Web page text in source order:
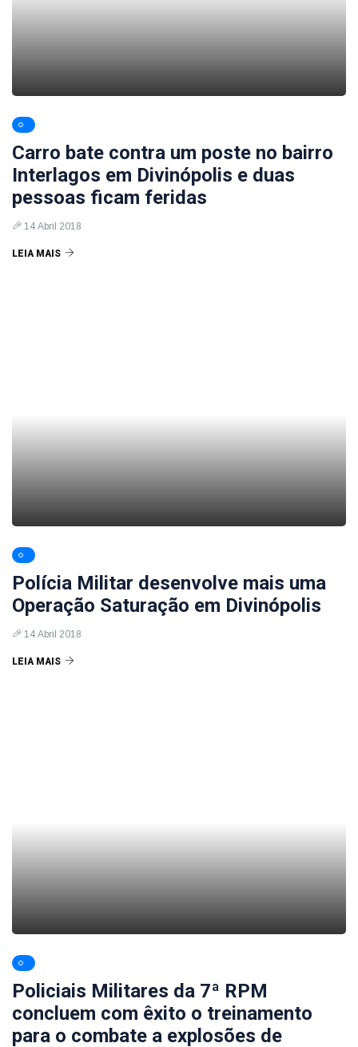
Carro bate contra um poste no bairro
Interlagos em Divinópolis e duas
pessoas ficam feridas
14 Abril 2018
LEIA MAIS
Polícia Militar desenvolve mais uma
Operação Saturação em Divinópolis
14 Abril 2018
LEIA MAIS
Policiais Militares da 7ª RPM
concluem com êxito o treinamento
para o combate a explosões de